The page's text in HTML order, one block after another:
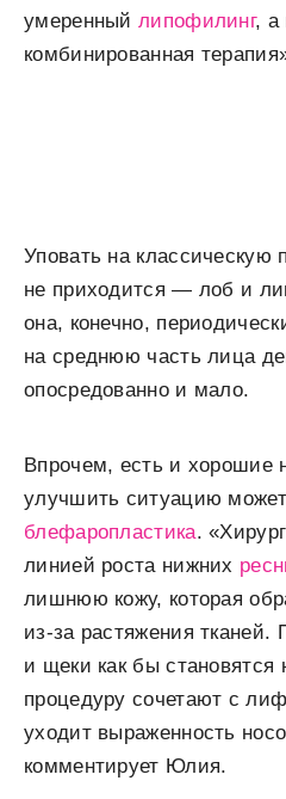
умеренныйлипофилинг, а
комбинированная
Уповать на классическую
не приходится — лоб и
она, конечно,
на среднюю часть лица
опосредованно и мало.
Впрочем, есть и хорошие
улучшить ситуацию
блефаропластика.
линией роста нижних
лишнюю кожу, которая
из-за растяжения тканей.
и щеки как бы становятся
процедуру сочетают с
уходит выраженность
комментирует Юлия.